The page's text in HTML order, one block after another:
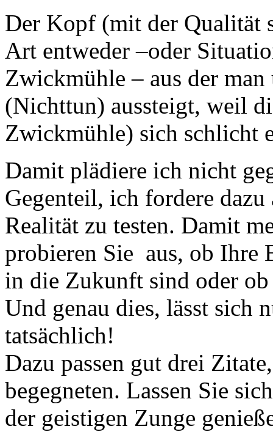
Der Kopf (mit der Qualität
Art entweder –oder
Zwickmühle – aus der
(Nichttun) aussteigt, weil
Zwickmühle) sich schlicht
Damit plädiere ich nicht
Gegenteil, ich fordere
Realität zu testen. Damit
probieren Sie aus, ob Ihre
in die Zukunft sind oder
Und genau dies, lässt sich
tatsächlich!
Dazu passen gut drei
begegneten. Lassen Sie
der geistigen Zunge